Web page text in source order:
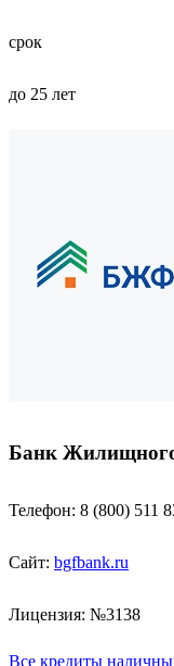
срок
до 25 лет
Банк
Телефон: 8 (800) 511
Сайт: bgfbank.ru
Лицензия: №3138
Все кредиты